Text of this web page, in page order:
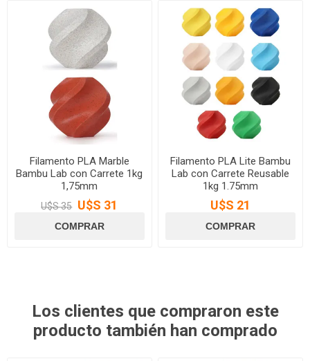
Filamento PLA Marble
Bambu Lab con Carrete 1kg
1,75mm
U$S 35 U$S 31
Filamento PLA Lite Bambu
Lab con Carrete Reusable
1kg 1.75mm
U$S 21
Los clientes que compraron este
producto también han comprado